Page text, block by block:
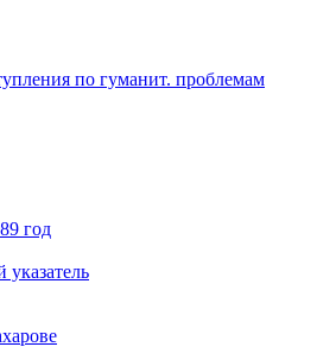
по гуманит. проблемам
год